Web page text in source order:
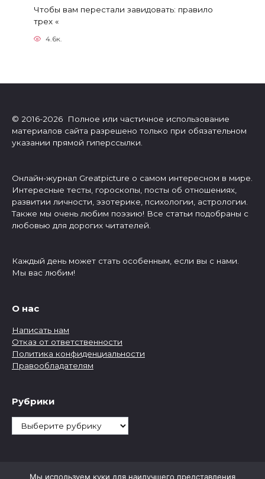
Чтобы вам перестали завидовать: правило
трех «
4.6к.
© 2016-2026 Полное или частичное использование
материалов сайта разрешено только при обязательном
указании прямой гиперссылки.
Онлайн-журнал Greatpicture о самом интересном в мире.
Интересные тесты, гороскопы, посты об отношениях,
развитии личности, эзотерике, психологии, астрологии.
Также мы очень любим поэзию! Все статьи подобраны с
любовью для дорогих читателей.
Каждый день может стать особенным, если вы с нами.
Мы вас любим!
О нас
Написать нам
Отказ от ответственности
Политика конфиденциальности
Правообладателям
Рубрики
Рубрики
Мы используем куки для наилучшего представления